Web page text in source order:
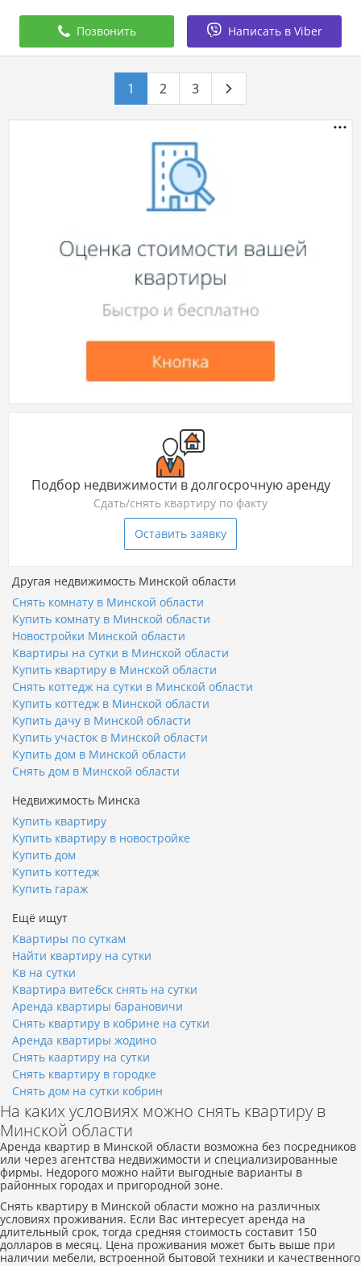
Позвонить Написать в Viber
1 2 3
Подбор недвижимости в долгосрочную аренду
Сдать/снять квартиру по факту
Оставить заявку
Другая недвижимость Минской области
Снять комнату в Минской области
Купить комнату в Минской области
Новостройки Минской области
Квартиры на сутки в Минской области
Купить квартиру в Минской области
Снять коттедж на сутки в Минской области
Купить коттедж в Минской области
Купить дачу в Минской области
Купить участок в Минской области
Купить дом в Минской области
Снять дом в Минской области
Недвижимость Минска
Купить квартиру
Купить квартиру в новостройке
Купить дом
Купить коттедж
Купить гараж
Ещё ищут
Квартиры по суткам
Найти квартиру на сутки
Кв на сутки
Квартира витебск снять на сутки
Аренда квартиры барановичи
Снять квартиру в кобрине на сутки
Аренда квартиры жодино
Снять каартиру на сутки
Снять квартиру в городке
Снять дом на сутки кобрин
На каких условиях можно снять квартиру в
Минской области
Аренда квартир в Минской области возможна без посредников
или через агентства недвижимости и специализированные
фирмы. Недорого можно найти выгодные варианты в
районных городах и пригородной зоне.
Снять квартиру в Минской области можно на различных
условиях проживания. Если Вас интересует аренда на
длительный срок, тогда средняя стоимость составит 150
долларов в месяц. Цена проживания может быть выше при
наличии мебели, встроенной бытовой техники и качественного